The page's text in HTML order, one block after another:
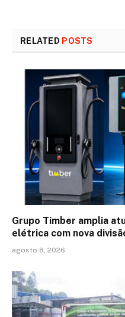
RELATED POSTS
Grupo Timber amplia
elétrica com nova
agosto 8, 2026